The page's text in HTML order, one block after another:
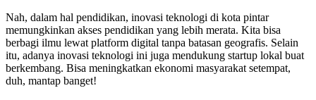
Nah, dalam hal pendidikan, inovasi teknologi di kota pintar
memungkinkan akses pendidikan yang lebih merata. Kita bisa
berbagi ilmu lewat platform digital tanpa batasan geografis. Selain
itu, adanya inovasi teknologi ini juga mendukung startup lokal buat
berkembang. Bisa meningkatkan ekonomi masyarakat setempat,
duh, mantap banget!